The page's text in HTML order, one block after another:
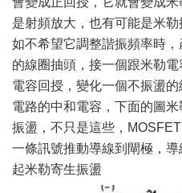
是射頻放大，也有可能是米
如不希望它調整諧振頻率時
的線圈抽頭，接一個跟米勒
電容回授，變化一個不振盪
電路的中和電容，下面的圖
振盪，不只是這些，
一條訊號推動導線到閘極，導
起米勒寄生振盪